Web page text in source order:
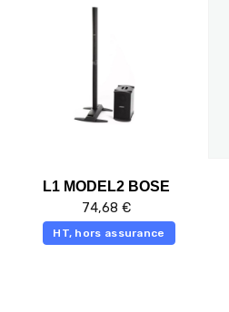
L1 MODEL2 BOSE
74,68 €
HT, hors assurance